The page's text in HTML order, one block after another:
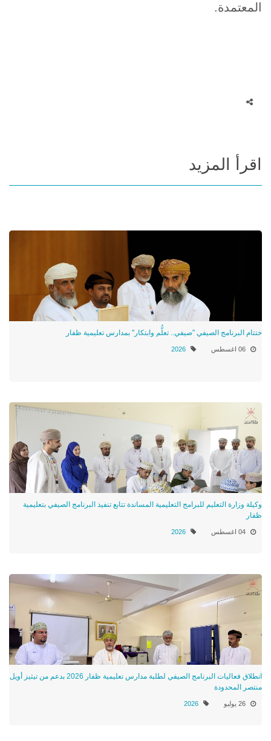
المعتمدة.
اقرأ المزيد
ختتام البرنامج الصيفي "صيفي.. تعلُّم وابتكار" بمدارس تعليمية ظفار
06 اغسطس 2026
وكيلة وزارة التعليم للبرامج التعليمية المساندة تتابع تنفيذ البرنامج الصيفي بتعليمية
ظفار
04 اغسطس 2026
انطلاق فعاليات البرنامج الصيفي لطلبة مدارس تعليمية ظفار 2026 بدعم من تيثيز أويل
منتصر المحدودة
26 يوليو 2026